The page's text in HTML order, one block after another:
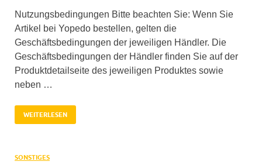
Nutzungsbedingungen Bitte beachten Sie: Wenn Sie
Artikel bei Yopedo bestellen, gelten die
Geschäftsbedingungen der jeweiligen Händler. Die
Geschäftsbedingungen der Händler finden Sie auf der
Produktdetailseite des jeweiligen Produktes sowie
neben …
WEITERLESEN
SONSTIGES